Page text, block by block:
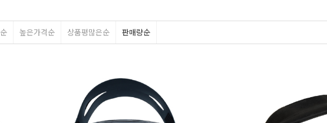
높은가격순 상품평많은순 판매량순